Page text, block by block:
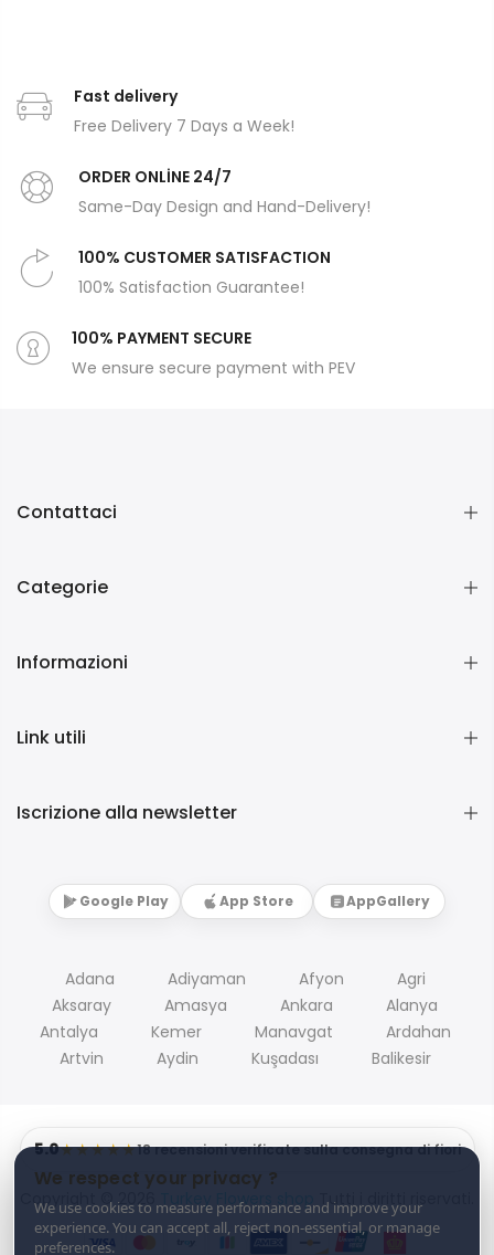
We respect your privacy ?
We use cookies to measure performance and improve your
experience. You can accept all, reject non-essential, or manage
preferences.
Fast delivery
Free Delivery 7 Days a Week!
ORDER ONLİNE 24/7
Same-Day Design and Hand-Delivery!
100% CUSTOMER SATISFACTION
100% Satisfaction Guarantee!
100% PAYMENT SECURE
We ensure secure payment with PEV
Contattaci
Categorie
Informazioni
Link utili
Iscrizione alla newsletter
Google Play App Store AppGallery
Adana Adiyaman Afyon
Agri
Aksaray
Amasya Ankara
Alanya
Antalya
Kemer Manavgat
Ardahan
Artvin
Aydin Kuşadası Balikesir
5.0★★★★★18 recensioni verificate sulla consegna di fiori
Copyright © 2026 Turkey Flowers shop Tutti i diritti riservati.